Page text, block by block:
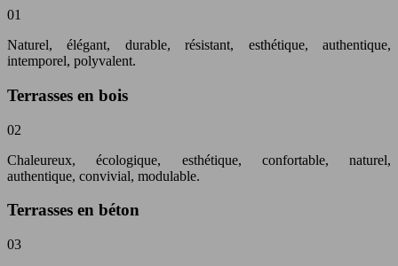
01
Naturel, élégant, durable, résistant, esthétique, authentique,
intemporel, polyvalent.
Terrasses en bois
02
Chaleureux, écologique, esthétique, confortable, naturel,
authentique, convivial, modulable.
Terrasses en béton
03